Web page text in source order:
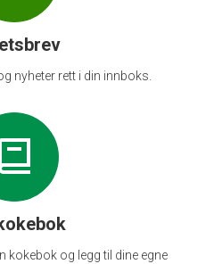
nyheter rett i din innboks.
kokebok og legg til dine egne